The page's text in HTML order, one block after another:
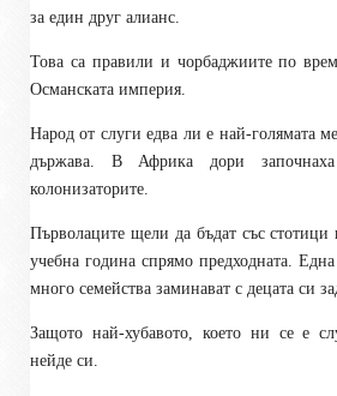
за един друг алианс.
Това са правили и чорбаджиите по
Османската империя.
Народ от слуги едва ли е най-голямата
държава. В Африка дори
колонизаторите.
Първолаците щели да бъдат със
учебна година спрямо предходната .
много семейства заминават с децата си
Защото най-хубавото, което ни се е
нейде си.